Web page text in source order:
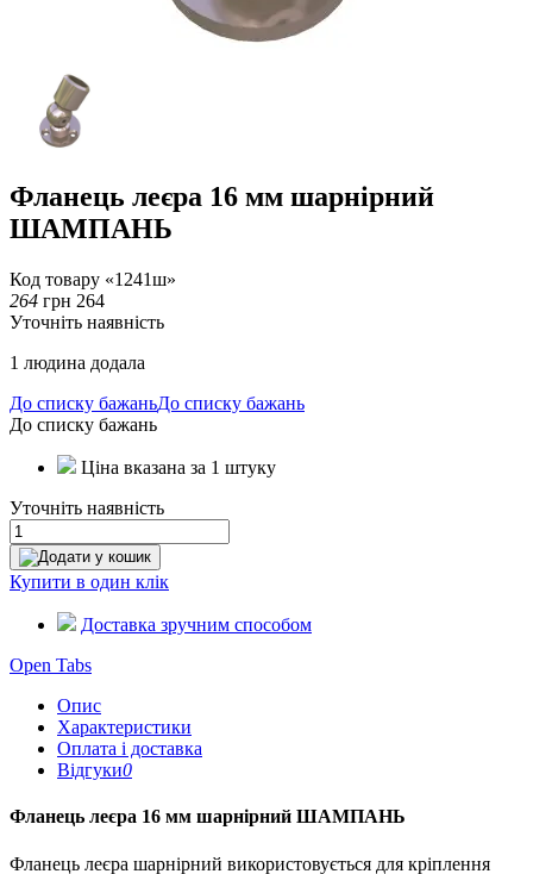
Фланець леєра 16 мм шарнірний
ШАМПАНЬ
Код товару «1241ш»
264 грн 264
Уточніть наявність
1 людина додала
До списку бажаньДо списку бажань
До списку бажань
Ціна вказана за 1 штуку
Уточніть наявність
Додати у кошик
Купити в один клік
Доставка зручним способом
Open Tabs
Опис
Характеристики
Оплата і доставка
Відгуки0
Фланець леєра 16 мм шарнірний ШАМПАНЬ
Фланець леєра шарнірний використовується для кріплення